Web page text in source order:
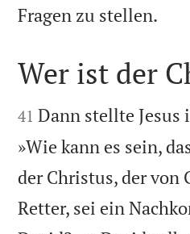
Fragen zu stellen.

Wer ist der

41 Dann stellte Jesus
»Wie kann es sein,
der Christus, der von
Retter, sei ein